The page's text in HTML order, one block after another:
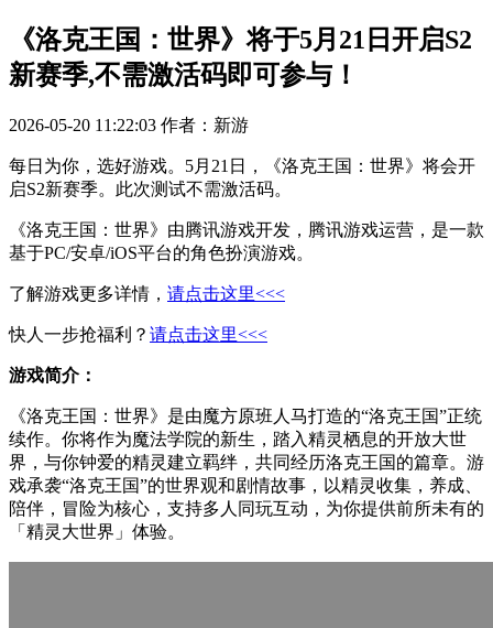
《洛克王国：世界》将于5月21日开启S2
新赛季,不需激活码即可参与！
2026-05-20 11:22:03 作者：新游
每日为你，选好游戏。5月21日，《洛克王国：世界》将会开
启S2新赛季。此次测试不需激活码。
《洛克王国：世界》由腾讯游戏开发，腾讯游戏运营，是一款
基于PC/安卓/iOS平台的角色扮演游戏。
了解游戏更多详情， 请点击这里<<<
快人一步抢福利？ 请点击这里<<<
游戏简介：
《洛克王国：世界》是由魔方原班人马打造的“洛克王国”正统
续作。你将作为魔法学院的新生，踏入精灵栖息的开放大世
界，与你钟爱的精灵建立羁绊，共同经历洛克王国的篇章。游
戏承袭“洛克王国”的世界观和剧情故事，以精灵收集，养成、
陪伴，冒险为核心，支持多人同玩互动，为你提供前所未有的
「精灵大世界」体验。